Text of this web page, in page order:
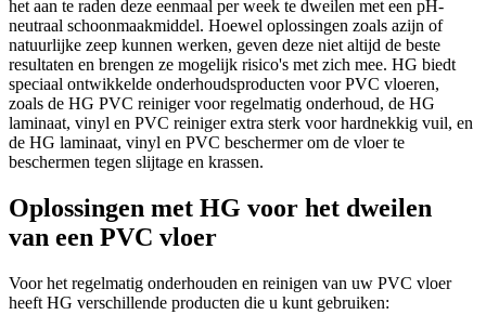
het aan te raden deze eenmaal per week te dweilen met een pH-
neutraal schoonmaakmiddel. Hoewel oplossingen zoals azijn of
natuurlijke zeep kunnen werken, geven deze niet altijd de beste
resultaten en brengen ze mogelijk risico's met zich mee. HG biedt
speciaal ontwikkelde onderhoudsproducten voor PVC vloeren,
zoals de HG PVC reiniger voor regelmatig onderhoud, de HG
laminaat, vinyl en PVC reiniger extra sterk voor hardnekkig vuil, en
de HG laminaat, vinyl en PVC beschermer om de vloer te
beschermen tegen slijtage en krassen.
Oplossingen met HG voor het dweilen
van een PVC vloer
Voor het regelmatig onderhouden en reinigen van uw PVC vloer
heeft HG verschillende producten die u kunt gebruiken: